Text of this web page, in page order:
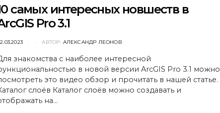
самых интересных новшеств в
Pro 3.1
АВТОР: АЛЕКСАНДР ЛЕОНОВ
знакомства с наиболее интересной
в новой версии ArcGIS Pro 3.1 можно
это видео обзор и прочитать в нашей статье.
слоёв Каталог слоёв можно создавать и
на…